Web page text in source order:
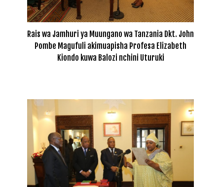
Rais wa Jamhuri ya Muungano wa Tanzania Dkt. John
Pombe Magufuli akimuapisha Profesa Elizabeth
Kiondo kuwa Balozi nchini Uturuki